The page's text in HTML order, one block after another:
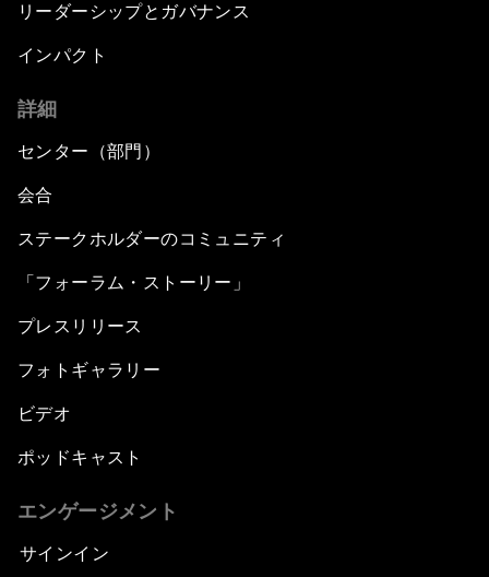
リーダーシップとガバナンス
インパクト
詳細
センター（部門）
会合
ステークホルダーのコミュニティ
「フォーラム・ストーリー」
プレスリリース
フォトギャラリー
ビデオ
ポッドキャスト
エンゲージメント
サインイン